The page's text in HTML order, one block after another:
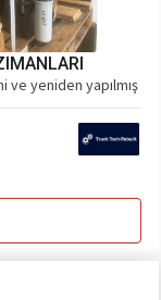
yeniden yapılmış